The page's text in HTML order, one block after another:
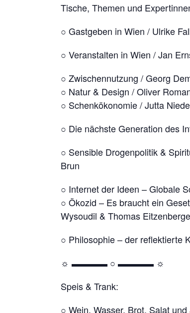
Tische, Themen und
○ Gastgeben in Wien / Ulrike
○ Veranstalten in Wien / Jan
○ Zwischennutzung / Georg
○ Natur & Design / Oliver
○ Schenkökonomie / Jutta
○ Die nächste Generation des
○ Sensible Drogenpolitik &
Brun
○ Internet der Ideen – Globale
○ Ökozid – Es braucht ein
Wysoudil & Thomas
○ Philosophie – der reflektierte
☼ ▬▬▬▬ ○ ▬▬▬▬ ☼
Speis & Trank:
○ Wein, Wasser, Brot, Salat und